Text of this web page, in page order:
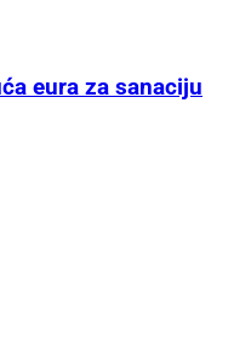
eura za sanaciju